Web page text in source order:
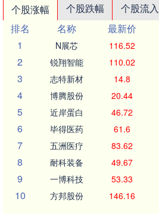
个股涨幅 个股跌幅 个股流入
排名
名称 最新价
1
N展芯 116.52
2 锐翔智能 110.02
3 志特新材 14.8
4 博腾股份 20.44
5 近岸蛋白 46.72
6 毕得医药 61.6
7 五洲医疗 83.62
8 耐科装备 49.67
9 一博科技 53.33
10 方邦股份 146.16